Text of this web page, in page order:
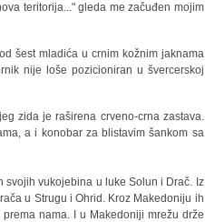
teritorija..." gleda me začuđen mojim
šest mladića u crnim kožnim jaknama
nije loše pozicioniran u švercerskoj
zida je raširena crveno-crna zastava.
a i konobar za blistavim šankom sa
svojih vukojebina u luke Solun i Drač. Iz
u Strugu i Ohrid. Kroz Makedoniju ih
nama. I u Makedoniji mrežu drže